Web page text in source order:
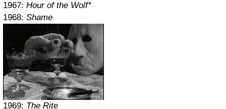
1967: Hour of the Wolf*
1968: Shame
1969: The Rite